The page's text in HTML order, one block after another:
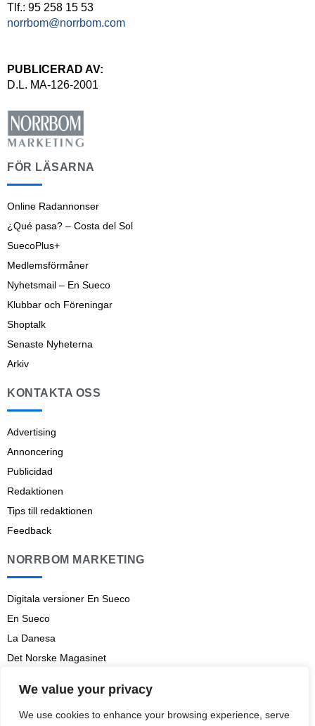
We value your privacy
We use cookies to enhance your browsing experience, serve
Tlf.: 95 258 15 53
norrbom@norrbom.com
PUBLICERAD AV:
D.L. MA-126-2001
FÖR LÄSARNA
Online Radannonser
¿Qué pasa? – Costa del Sol
SuecoPlus+
Medlemsförmåner
Nyhetsmail – En Sueco
Klubbar och Föreningar
Shoptalk
Senaste Nyheterna
Arkiv
KONTAKTA OSS
Advertising
Annoncering
Publicidad
Redaktionen
Tips till redaktionen
Feedback
NORRBOM MARKETING
Digitala versioner En Sueco
En Sueco
La Danesa
Det Norske Magasinet
Aviso legal
Prenumerationsvillkor